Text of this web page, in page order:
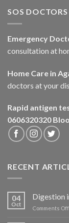
SOS DOCTORS
Emergency
consultation at
Home Care in
doctors at your
Rapid antigen
0606320320
RECENT
04
Oct
Digestion
Comments Off